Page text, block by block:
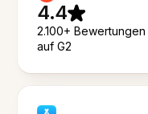
4.4
2.100+ Bewertungen
auf G2